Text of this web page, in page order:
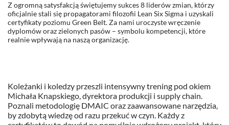
Z ogromną satysfakcją świętujemy sukces 8 liderów zmian, którzy
oficjalnie stali się propagatorami filozofii Lean Six Sigma i uzyskali
certyfikaty poziomu Green Belt. Za nami uroczyste wręczenie
dyplomów oraz zielonych pasów – symbolu kompetencji, które
realnie wpływają na naszą organizację.
Koleżanki i koledzy przeszli intensywny trening pod okiem
Michała Knapskiego, dyrektora produkcji i supply chain.
Poznali metodologię DMAIC oraz zaawansowane narzędzia,
by zdobytą wiedzę od razu przekuć w czyn. Każdy z